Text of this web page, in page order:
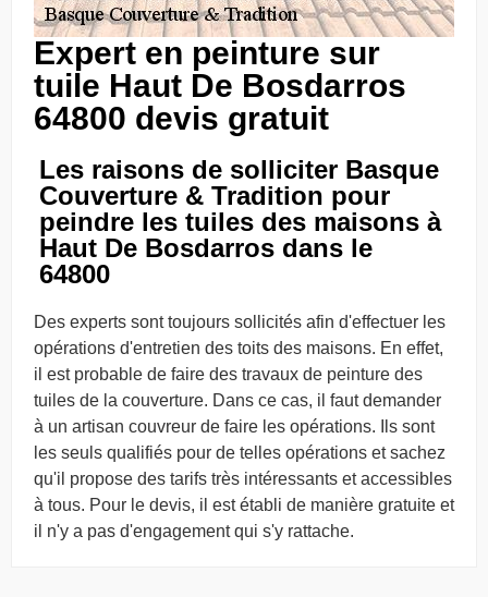
Expert en peinture sur
tuile Haut De Bosdarros
64800 devis gratuit
Les raisons de solliciter Basque
Couverture & Tradition pour
peindre les tuiles des maisons à
Haut De Bosdarros dans le
64800
Des experts sont toujours sollicités afin d'effectuer les
opérations d'entretien des toits des maisons. En effet,
il est probable de faire des travaux de peinture des
tuiles de la couverture. Dans ce cas, il faut demander
à un artisan couvreur de faire les opérations. Ils sont
les seuls qualifiés pour de telles opérations et sachez
qu'il propose des tarifs très intéressants et accessibles
à tous. Pour le devis, il est établi de manière gratuite et
il n'y a pas d'engagement qui s'y rattache.